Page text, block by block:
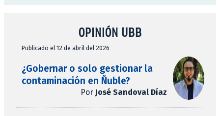
OPINIÓN UBB
Publicado el 12 de abril del 2026
¿Gobernar o solo gestionar la
contaminación en Ñuble?
Por José Sandoval Díaz